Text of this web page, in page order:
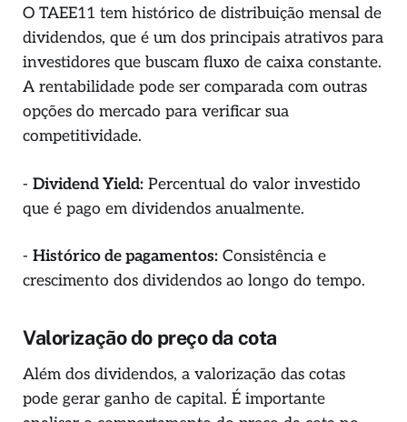
O TAEE11 tem histórico de distribuição mensal de
dividendos, que é um dos principais atrativos para
investidores que buscam fluxo de caixa constante.
A rentabilidade pode ser comparada com outras
opções do mercado para verificar sua
competitividade.
- Dividend Yield: Percentual do valor investido
que é pago em dividendos anualmente.
- Histórico de pagamentos: Consistência e
crescimento dos dividendos ao longo do tempo.
Valorização do preço da cota
Além dos dividendos, a valorização das cotas
pode gerar ganho de capital. É importante